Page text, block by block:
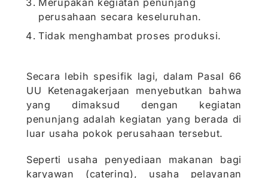
perusahaan secara keseluruhan.
Tidak menghambat proses produksi.
Secara lebih spesifik lagi, dalam Pasal 66
UU Ketenagakerjaan menyebutkan bahwa
yang dimaksud dengan kegiatan
penunjang adalah kegiatan yang berada di
luar usaha pokok perusahaan tersebut.
Seperti usaha penyediaan makanan bagi
karyawan (catering), usaha pelayanan